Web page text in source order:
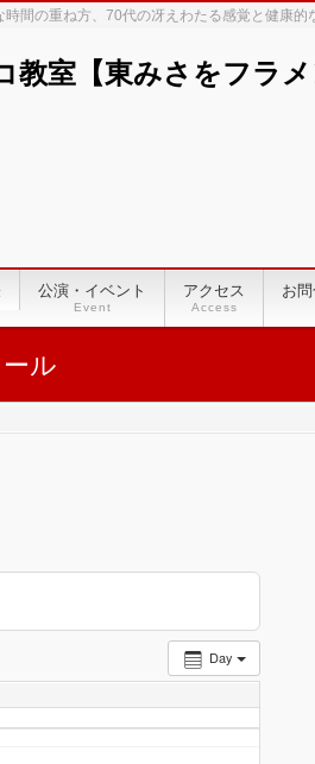
間の重ね方、70代の冴えわたる感覚と健康的
室【東みさをフラ
公演・イベント
Event
アクセス
Access
お
ル
Day